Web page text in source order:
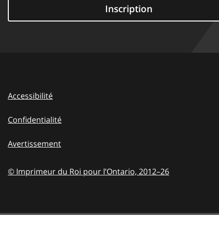
Inscription
Accessibilité
Confidentialité
Avertissement
© Imprimeur du Roi pour l’Ontario, 2012–26